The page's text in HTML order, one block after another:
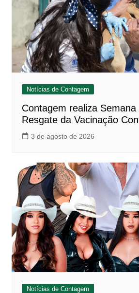
Notícias de Contagem
Contagem realiza Semana
Resgate da Vacinação
3 de agosto de 2026
Notícias de Contagem